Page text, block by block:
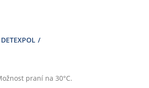
DETEXPOL
praní na 30°C.